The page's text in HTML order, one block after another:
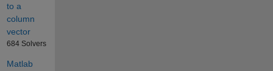
to a
column
vector
684 Solvers
Matlab